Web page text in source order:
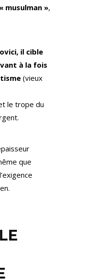
musulman »,
il cible
à la fois
(vieux
le trope du
que